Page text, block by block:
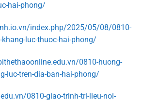
hai-phong/
index.php/2025/05/08/0810-
khang-luc-thuoc-hai-phong/
0810-huong-
luc-tren-dia-ban-hai-phong/
0810-giao-trinh-tri-lieu-noi-